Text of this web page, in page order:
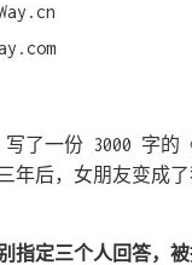
了一份 3000 字的
后，女朋友变成
定三个人回答，被